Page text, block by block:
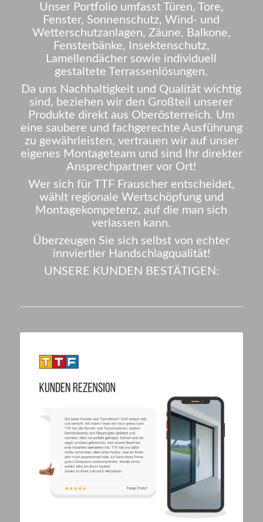
​Unser Portfolio umfasst Türen, Tore,
Fenster, Sonnenschutz, Wind- und
Wetterschutzanlagen, Zäune, Balkone,
Fensterbänke, Insektenschutz,
Lamellendächer sowie individuell
gestaltete Terrassenlösungen.
Da uns Nachhaltigkeit und Qualität wichtig
sind, beziehen wir den Großteil unserer
Produkte direkt aus Oberösterreich. Um
eine saubere und fachgerechte Ausführung
zu gewährleisten, vertrauen wir auf unser
eigenes Montageteam und sind Ihr direkter
Ansprechpartner vor Ort!
Wer sich für TTF Frauscher entscheidet,
wählt regionale Wertschöpfung und
Montagekompetenz, auf die man sich
verlassen kann.
Überzeugen Sie sich selbst von echter
innviertler Handschlagqualität!
UNSERE KUNDEN BESTÄTIGEN: